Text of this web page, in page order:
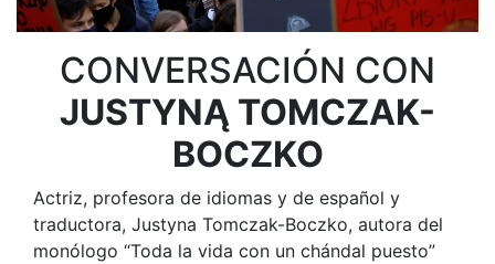
CONVERSACIÓN CON
JUSTYNĄ TOMCZAK-
BOCZKO
Actriz, profesora de idiomas y de español y
traductora, Justyna Tomczak-Boczko, autora del
monólogo “Toda la vida con un chándal puesto”